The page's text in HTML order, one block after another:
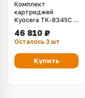
Комплект
картриджей
Kyocera TK-8345C -
8345M - TK-8345K
для Kyocera
TASKalfa 2552ci
(Оригинал)
46 810 ₽
Осталось 3 шт
Купить